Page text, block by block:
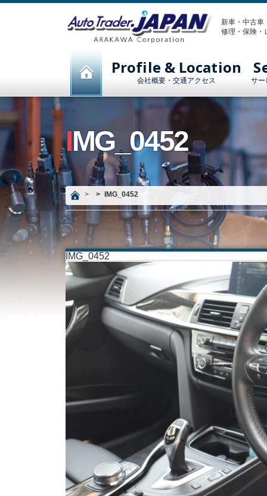
新車・中古
修理・保険・
Profile & Location
会社概要・交通アクセス サー
IMG_0452
IMG_0452
IMG_0452